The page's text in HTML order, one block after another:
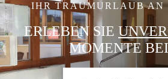
IHR TRAUMURLAUB AN
ERLEBEN SIE
MOMENTE